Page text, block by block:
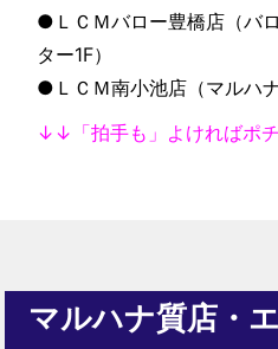
●ＬＣＭバロー豊橋店（バ
ター1F）
●ＬＣＭ南小池店（マルハナ
↓↓「拍手も」よければポ
マルハナ質店・